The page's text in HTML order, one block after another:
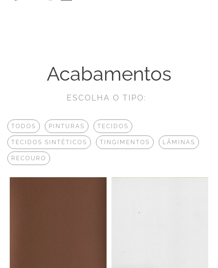
Acabamentos
ESCOLHA O TIPO:
TODOS PINTURAS TECIDOS
TECIDOS SINTÉTICOS TINGIMENTOS LÂMINAS
RECOURO